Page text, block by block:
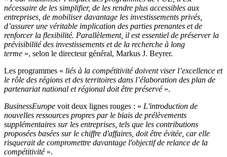
nécessaire de les simplifier, de les rendre plus accessibles aux
entreprises, de mobiliser davantage les investissements privés,
d’assurer une véritable implication des parties prenantes et de
renforcer la flexibilité. Parallèlement, il est essentiel de préserver la
prévisibilité des investissements et de la recherche à long
terme », selon le directeur général, Markus J. Beyrer.
Les programmes « liés à la compétitivité doivent viser l’excellence et
le rôle des régions et des territoires dans l’élaboration des plan de
partenariat national et régional doit être préservé ».
BusinessEurope voit deux lignes rouges : « L'introduction de
nouvelles ressources propres par le biais de prélèvements
supplémentaires sur les entreprises, tels que les contributions
proposées basées sur le chiffre d'affaires, doit être évitée, car elle
risquerait de compromettre davantage l'objectif de relance de la
compétitivité ».